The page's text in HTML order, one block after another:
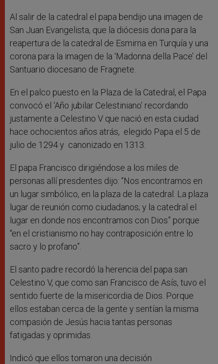
Al salir de la catedral el papa bendijo una imagen de
San Juan Evangelista, que la diócesis dona para la
reapertura de la catedral de Esmirna en Turquía y una
corona para la imagen de la ‘Madonna della Pace’ del
Santuario diocesano de Fragnete.
En el palco puesto en la Plaza de la Catedral, el Papa
convocó el ‘Año jubilar Celestiniano’ recordando
justamente a Celestino V que nació en esta ciudad
hace ochocientos años atrás, elegido Papa el 5 de
julio de 1294 y canonizado en 1313.
El papa Francisco dirigiéndose a los miles de
personas allí presdentes dijo: “Nos encontramos en
un lugar simbólico, en la plaza de la catedral. La plaza
lugar de reunión como ciudadanos; y la catedral el
lugar en donde nos encontramos con Dios” porque
“en el cristianismo no hay contraposición entre lo
sacro y lo profano”.
El santo padre recordó la herencia del papa san
Celestino V, que como san Francisco de Asís, tuvo el
sentido fuerte de la misericordia de Dios. Porque
ellos estaban cerca de la gente y sentían la misma
compasión de Jesús hacia tantas personas
fatigadas y oprimidas.
Indicó que ellos tomaron una decisión